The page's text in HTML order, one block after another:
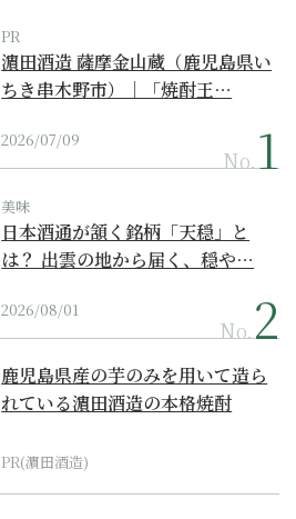
PR
濵田酒造 薩摩金山蔵（鹿児島県い
ちき串木野市）｜「焼酎王…
2026/07/09
No.
美味
日本酒通が頷く銘柄「天穏」と
は？ 出雲の地から届く、穏や…
2026/08/01
No.
鹿児島県産の芋のみを用いて造ら
れている濵田酒造の本格焼酎
PR(濵田酒造)